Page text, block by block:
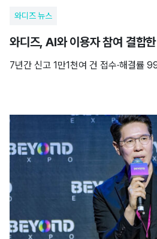
와디즈 뉴스
와디즈, AI와 이용자 참여 결합한
7년간 신고 1만1천여 건 접수·해결률